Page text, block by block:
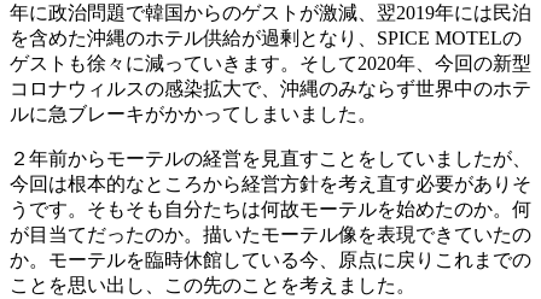
年に政治問題で韓国からのゲストが激減、翌2019年には民泊
を含めた沖縄のホテル供給が過剰となり、SPICE MOTELの
ゲストも徐々に減っていきます。そして2020年、今回の新型
コロナウィルスの感染拡大で、沖縄のみならず世界中のホテ
ルに急ブレーキがかかってしまいました。
２年前からモーテルの経営を見直すことをしていましたが、
今回は根本的なところから経営方針を考え直す必要がありそ
うです。そもそも自分たちは何故モーテルを始めたのか。何
が目当てだったのか。描いたモーテル像を表現できていたの
か。モーテルを臨時休館している今、原点に戻りこれまでの
ことを思い出し、この先のことを考えました。